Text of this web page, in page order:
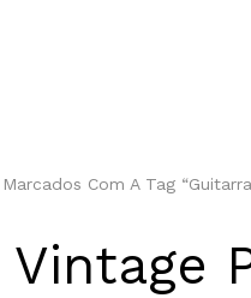
Com A Tag